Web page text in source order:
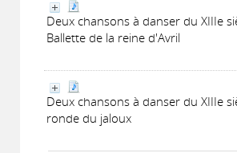
Deux chansons à danser du XIIIe
Ballette de la reine d'Avril
Deux chansons à danser du XIIIe
ronde du jaloux